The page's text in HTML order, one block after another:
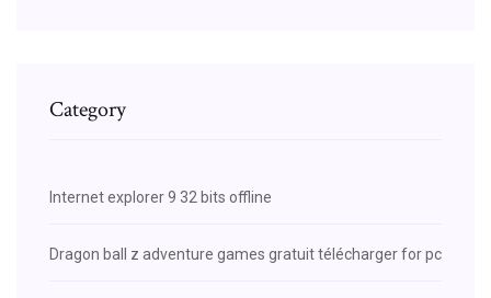
Category
Internet explorer 9 32 bits offline
Dragon ball z adventure games gratuit télécharger for pc